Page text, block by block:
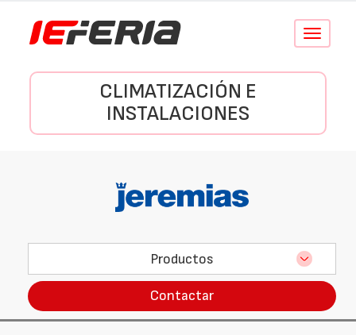
Conmutar
CLIMATIZACIÓN E
INSTALACIONES
Productos
Contactar